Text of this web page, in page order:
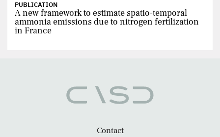
PUBLICATION
A new framework to estimate spatio-temporal
ammonia emissions due to nitrogen fertilization
in France
Contact